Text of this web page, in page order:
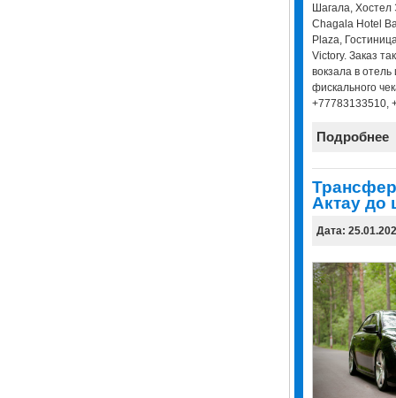
Шагала, Хостел
Chagala Hotel
Plaza,
Victory. Заказ
вокзала в
фискального
+77783133510,
Подробнее
Актау до
Дата: